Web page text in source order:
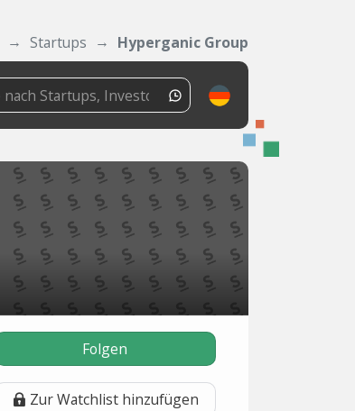
Startups Hyperganic Group
Folgen
Zur Watchlist hinzufügen